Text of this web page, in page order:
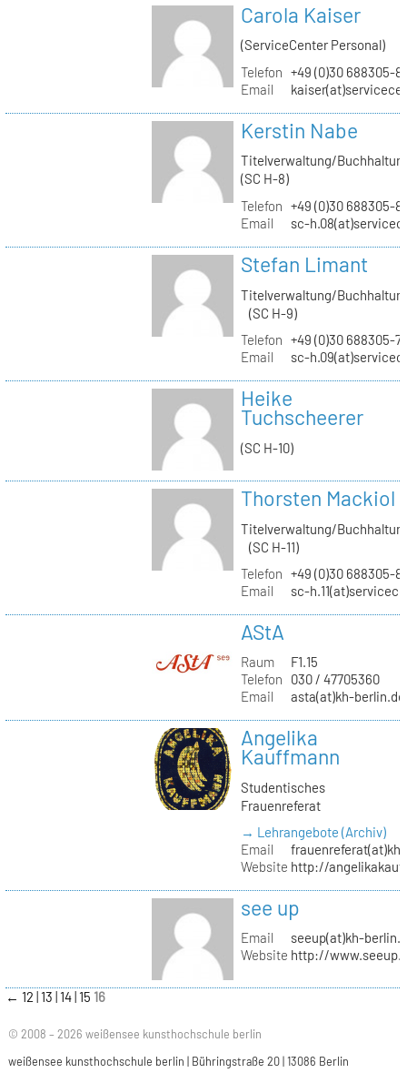
Carola Kaiser
(ServiceCenter Personal)
Telefon +49 (0)30 688305-
Email
Kerstin Nabe
Titelverwaltung/
(SC H-8)
Telefon +49 (0)30 688305-
Email
sc-
Stefan Limant
Titelverwaltung/
(SC H-9)
Telefon +49 (0)30 688305-
Email
sc-
Heike
Tuchscheerer
(SC H-10)
Thorsten Mackiol
Titelverwaltung/
(SC H-11)
Telefon +49 (0)30 688305-
Email
sc-
AStA
Raum
F1.15
Telefon
030 / 47705360
Email
asta(at)kh-berlin.de
Angelika
Kauffmann
Studentisches
Frauenreferat
→ Lehrangebote (Archiv)
Email
Website http://
see up
Email
seeup(at)kh-
Website http://
← 12 13 14 15 16
© 2008 – 2026 weißensee kunsthochschule berlin
weißensee kunsthochschule berlin | Bühringstraße 20 | 13086 Berlin